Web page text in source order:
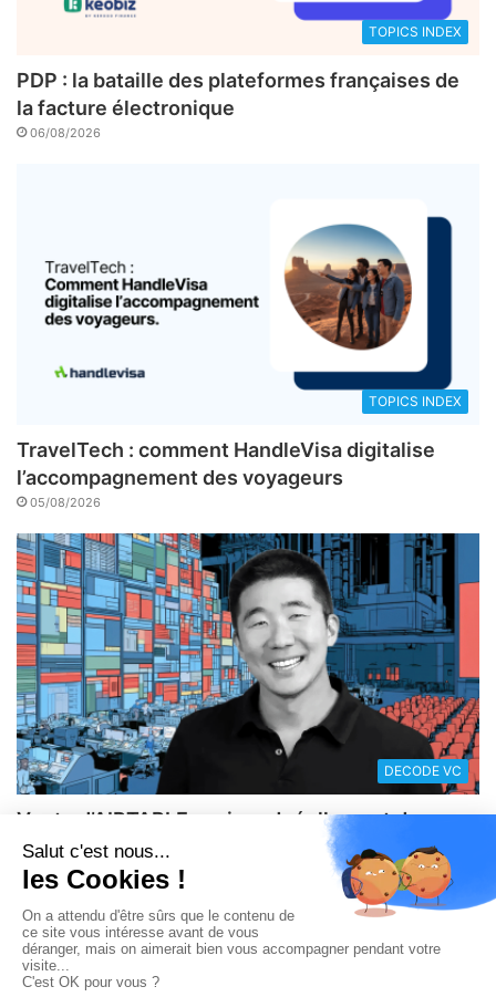
TOPICS INDEX
PDP : la bataille des plateformes françaises de
la facture électronique
06/08/2026
TOPICS INDEX
TravelTech : comment HandleVisa digitalise
l’accompagnement des voyageurs
05/08/2026
DECODE VC
Vente d’AIRTABLE : qui perd réellement de
l’argent dans une sortie à 2,25 milliards de
dollars ?